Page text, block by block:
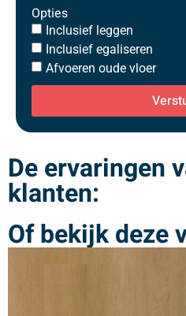
Opties
Inclusief leggen
Inclusief egaliseren
Afvoeren oude vloer
De ervaringen
klanten:
Of bekijk deze